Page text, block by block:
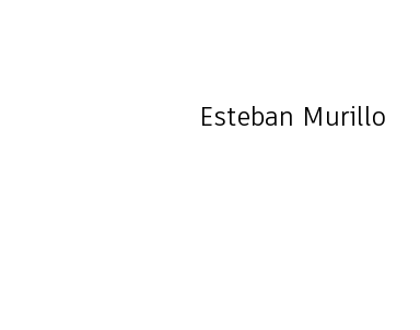
Esteban Murillo